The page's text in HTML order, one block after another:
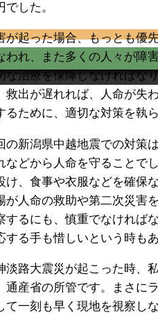
でした。
が起った場合、もっとも優
われ、また多くの人々が障
な治療を保障しなければな
救出が遅れれば、人命が失
るために、適切な対策を執
の新潟県中越地震での対策
などから人命を守ることで
け、食事や衣服などを確保
が人命の救助や第二次災害
するにも、慎重でなければ
する手も惜しいという時も
淡路大震災が起こった時、
通産省の所管です。まさに
て一刻も早く現地を視察し